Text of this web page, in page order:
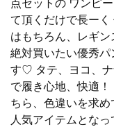
点セットの ワンピ
て頂くだけで長ーく
はもちろん、レギ
絶対買いたい優秀
す♡ タテ、ヨコ、
で履き心地、快適！
ちら、色違いを求
人気アイテムとな